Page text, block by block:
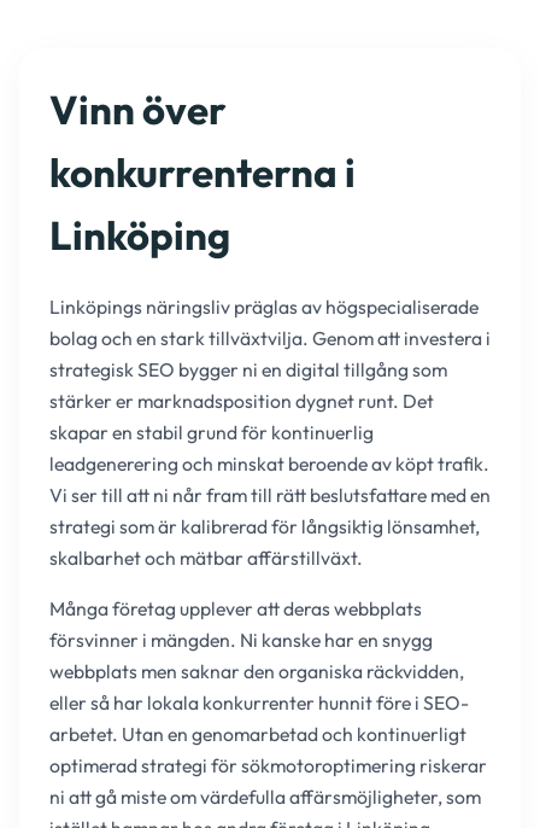
Vinn över
konkurrenterna i
Linköping
Linköpings näringsliv präglas av högspecialiserade
bolag och en stark tillväxtvilja. Genom att investera i
strategisk SEO bygger ni en digital tillgång som
stärker er marknadsposition dygnet runt. Det
skapar en stabil grund för kontinuerlig
leadgenerering och minskat beroende av köpt trafik.
Vi ser till att ni når fram till rätt beslutsfattare med en
strategi som är kalibrerad för långsiktig lönsamhet,
skalbarhet och mätbar affärstillväxt.
Många företag upplever att deras webbplats
försvinner i mängden. Ni kanske har en snygg
webbplats men saknar den organiska räckvidden,
eller så har lokala konkurrenter hunnit före i SEO-
arbetet. Utan en genomarbetad och kontinuerligt
optimerad strategi för sökmotoroptimering riskerar
ni att gå miste om värdefulla affärsmöjligheter, som